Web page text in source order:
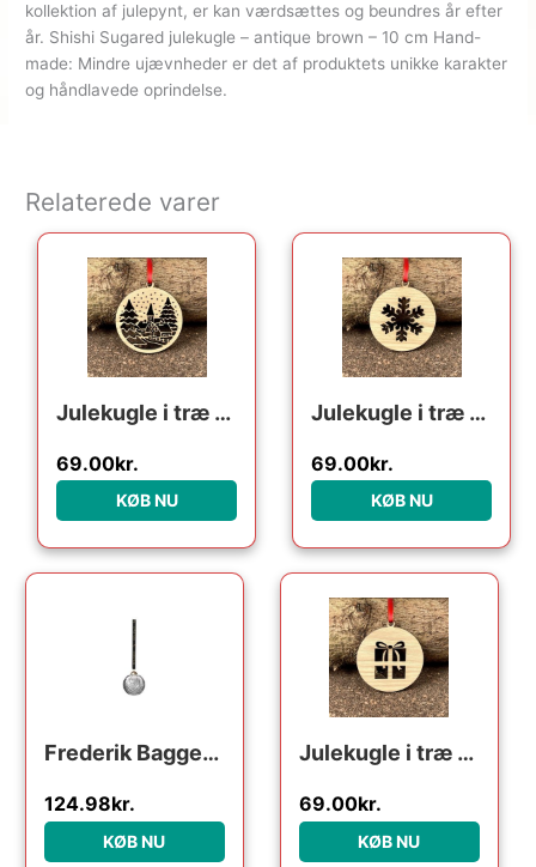
kollektion af julepynt, er kan værdsættes og beundres år efter
år. Shishi Sugared julekugle – antique brown – 10 cm Hand-
made: Mindre ujævnheder er det af produktets unikke karakter
og håndlavede oprindelse.
Relaterede varer
Julekugle i træ – julelandskab
69.00kr.
KØB NU
Julekugle i træ – Snefnug
69.00kr.
KØB NU
Frederik Bagger Crispy Glass Dark Ball : Erling Christensen Møbler
Den oprindelige pris var: 249.95kr..
124.98kr.
Den aktuelle pris er: 124.98kr..
KØB NU
Julekugle i træ – Julegave
69.00kr.
KØB NU